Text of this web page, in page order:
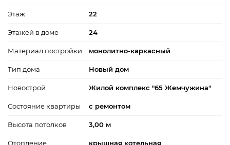
Этаж 22
Этажей в доме 24
Материал постройки монолитно-каркасный
Тип дома Новый дом
Новострой Жилой комплекс "65 Жемчужина"
Состояние квартиры с ремонтом
Высота потолков 3,00 м
Отопление крышная котельная